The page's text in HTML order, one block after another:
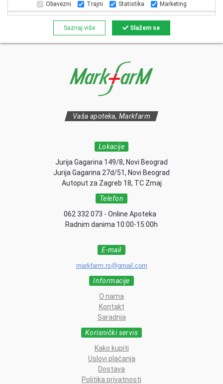
Vaša apoteka, Markfarm
Lokacije
Jurija Gagarina 149/8, Novi Beograd
Jurija Gagarina 27d/51, Novi Beograd
Autoput za Zagreb 18, TC Zmaj
Telefon
062 332 073 - Online Apoteka
Radnim danima 10:00-15:00h
E-mail
markfarm.rs@gmail.com
Informacije
O nama
Kontakt
Saradnja
Korisnički servis
Kako kupiti
Uslovi plaćanja
Dostava
Politika privatnosti
Obavezni Trajni Statistika Marketing
Saznaj više Slažem se